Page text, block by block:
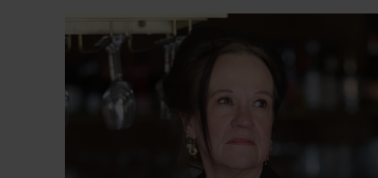
interview met Nieuwe Revu wandelt Xandra Brood
langs de belangrijkste plekken uit hun gezamenlijke
verleden. Vooral de woning aan de Lange
Leidsedwarsstraat roept een stortvloed aan
herinneringen op. Daar begon hun leven samen
en werd dochter Lola geboren.